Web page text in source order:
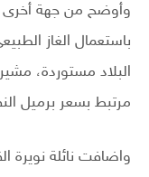
وأوضح من جهة أخرى
البلاد مستوردة،
مرتبط بسعر برميل
واضافت نائلة نويرة